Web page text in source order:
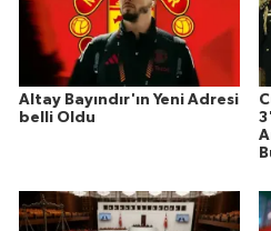
Altay Bayındır'ın Yeni Adresi
belli Oldu